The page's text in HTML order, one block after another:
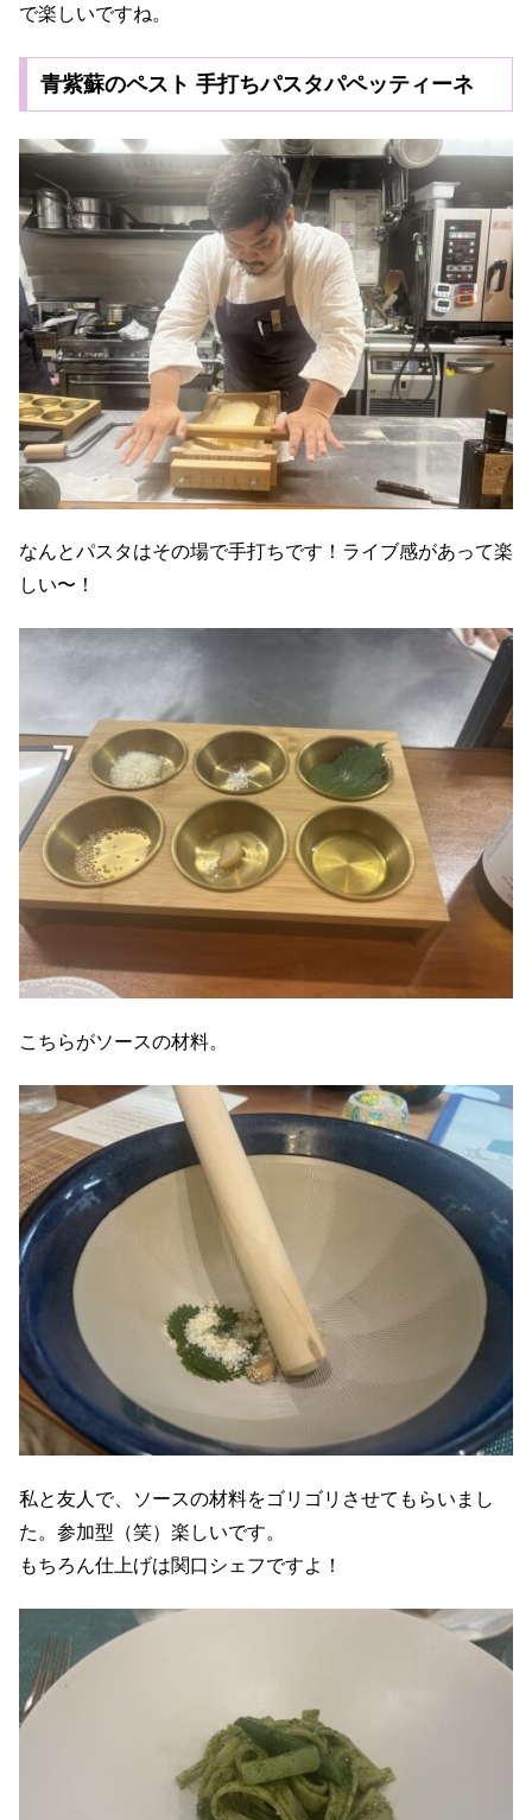
で楽しいですね。
青紫蘇のペスト 手打ちパスタパペッティーネ
なんとパスタはその場で手打ちです！ライブ感があって楽
しい〜！
こちらがソースの材料。
私と友人で、ソースの材料をゴリゴリさせてもらいまし
た。参加型（笑）楽しいです。
もちろん仕上げは関口シェフですよ！